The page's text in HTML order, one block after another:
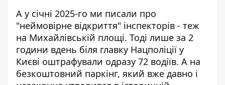
А у січні 2025-го ми писали про
"неймовірне відкриття" інспекторів - теж
на Михайлівській площі. Тоді лише за 2
години вдень біля главку Нацполіції у
Києві оштрафували одразу 72 водіїв. А на
безкоштовний паркінг, який вже давно і